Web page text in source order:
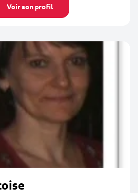
Voir son profil